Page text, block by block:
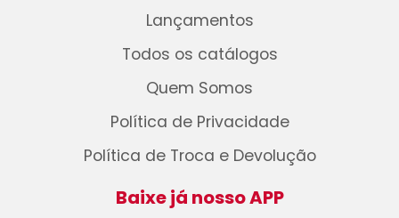
Lançamentos
Todos os catálogos
Quem Somos
Política de Privacidade
Política de Troca e Devolução
Baixe já nosso APP